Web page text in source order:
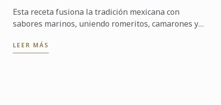
Esta receta fusiona la tradición mexicana con
sabores marinos, uniendo romeritos, camarones y
chiles, ...
LEER MÁS